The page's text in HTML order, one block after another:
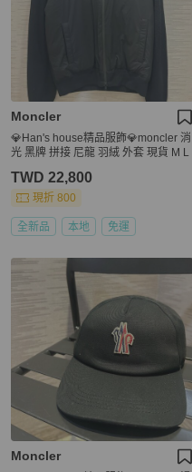
Moncler
💎Han's house精品服飾💎moncler 消
光 黑牌 拼接 尼龍 羽絨 外套 現貨 M L
TWD 22,800
現折 800
全新品 本地 免運
Moncler